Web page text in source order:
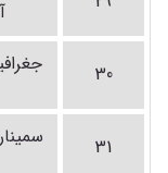
30
31